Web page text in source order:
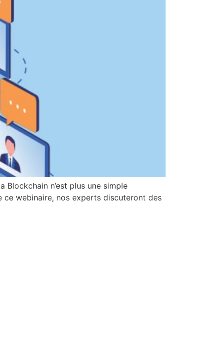
Blockchain n’est plus une simple
ce webinaire, nos experts discuteront des